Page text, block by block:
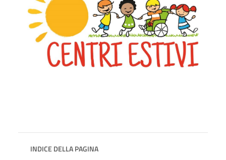
INDICE DELLA PAGINA